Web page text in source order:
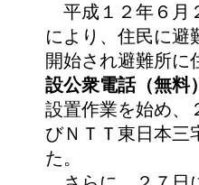
平成１２年６月
により、住民に避
開始され避難所に
設公衆電話（無料
設置作業を始め、
びＮＴＴ東日本三
た。